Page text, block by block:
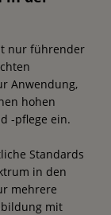
nur führender
Anwendung,
hohen
-pflege ein.
Standards
in den
mehrere
mit